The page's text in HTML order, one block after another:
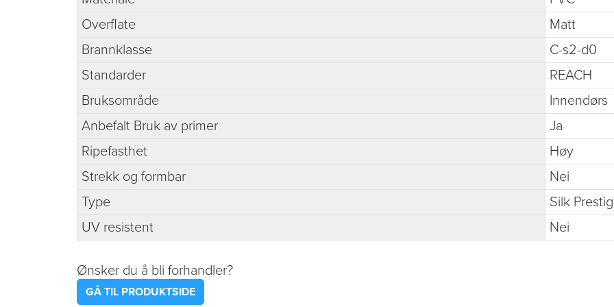
Overflate
Matt
Brannklasse
C-s2-d0
Standarder
REACH
Bruksområde
Innendørs
Anbefalt Bruk av primer
Ja
Ripefasthet
Høy
Strekk og formbar
Nei
Type
Silk
UV resistent
Nei
Ønsker du å bli forhandler?
GÅ TIL PRODUKTSIDE